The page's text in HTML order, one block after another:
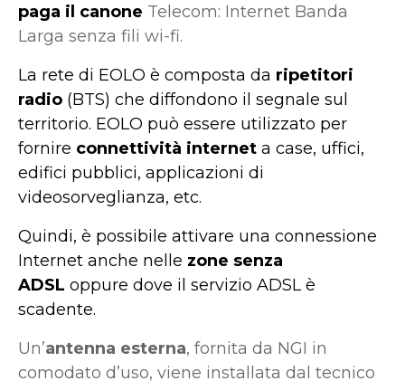
paga il canone Telecom: Internet Banda
Larga senza fili wi-fi.
La rete di EOLO è composta da ripetitori
radio (BTS) che diffondono il segnale sul
territorio. EOLO può essere utilizzato per
fornire connettività internet a case, uffici,
edifici pubblici, applicazioni di
videosorveglianza, etc.
Quindi, è possibile attivare una connessione
Internet anche nelle zone senza
ADSL oppure dove il servizio ADSL è
scadente.
Un’antenna esterna, fornita da NGI in
comodato d’uso, viene installata dal tecnico